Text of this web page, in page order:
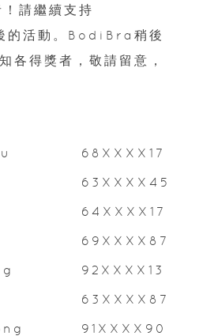
請繼續支持
活動。BodiBra稍後
得獎者，敬請留意，
68XXXX17
63XXXX45
64XXXX17
69XXXX87
92XXXX13
63XXXX87
91XXXX90